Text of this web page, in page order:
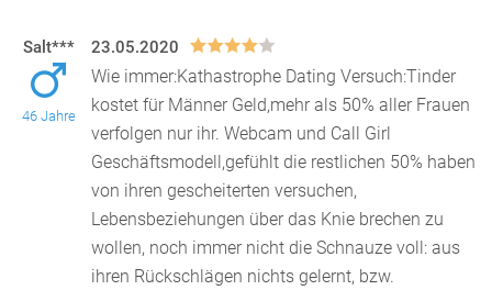
Salt***
46 Jahre
23.05.2020
Wie immer:Kathastrophe Dating Versuch:Tinder
kostet für Männer Geld,mehr als 50% aller Frauen
verfolgen nur ihr. Webcam und Call Girl
Geschäftsmodell,gefühlt die restlichen 50% haben
von ihren gescheiterten versuchen,
Lebensbeziehungen über das Knie brechen zu
wollen, noch immer nicht die Schnauze voll: aus
ihren Rückschlägen nichts gelernt, bzw.